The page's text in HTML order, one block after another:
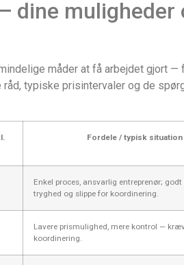
dine muligheder
måder at få arbejdet gjort —
typiske prisintervaler og de
Fordele / typisk situation
Enkel proces, ansvarlig entreprenør;
tryghed og slippe for koordinering.
Lavere prismulighed, mere kontrol —
koordinering.